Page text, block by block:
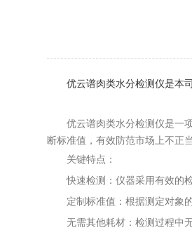
优云谱肉类水分检测仪是本
优云谱肉类水分检测仪是一
断标准值，有效防范市场上不正
关键特点：
快速检测：仪器采用有效的
定制标准值：根据测定对象
无需其他耗材：检测过程中